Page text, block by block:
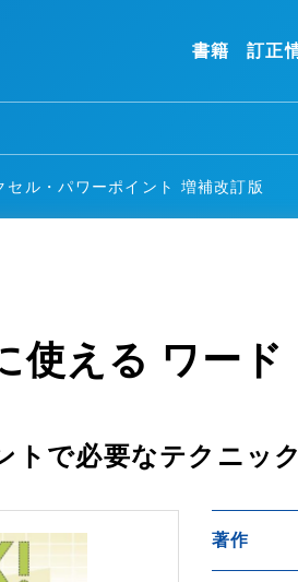
書籍 訂正
ル・パワーポイント 増補改訂版
使える ワー
で必要なテクニッ
著作